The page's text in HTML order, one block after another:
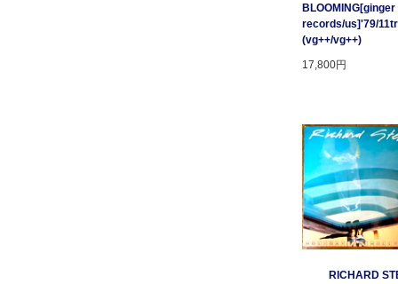
BLOOMING[ginger
records/us]'79/
(vg++/vg++)
17,800円
RICHARD